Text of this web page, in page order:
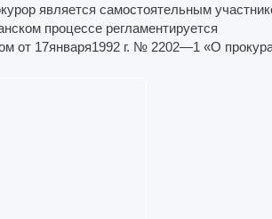
является самостоятельным
процессе регламентируется
от 17января1992 г. № 2202—1 «О